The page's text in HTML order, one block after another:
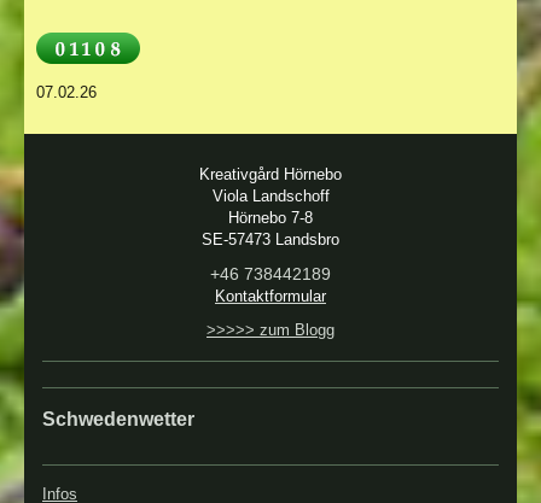
07.02.26
Kreativgård Hörnebo
Viola Landschoff
Hörnebo 7-8
SE-57473 Landsbro
+46 738442189
Kontaktformular
>>>>> zum Blogg
Schwedenwetter
Infos